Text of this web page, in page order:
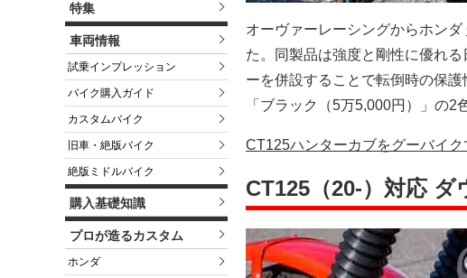
特集
車両情報
試乗インプレッション
バイク購入ガイド
カスタムバイク
旧車・絶版バイク
絶版ミドルバイク
購入基礎知識
プロが造るカスタム
ホンダ
オーヴァーレーシングからホンダ
た。同製品は強度と剛性に優れ
ーを併設することで転倒時の保
「ブラック（5万5,000円）」の2
CT125ハンターカブをグーバイク
CT125（20-）対応 ダ